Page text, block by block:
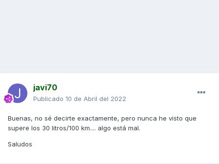
javi70
Publicado 10 de Abril del 2022
Buenas, no sé decirte exactamente, pero nunca he visto que
supere los 30 litros/100 km.... algo está mal.
Saludos